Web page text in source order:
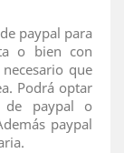
paypal para
o bien con
que
Podrá optar
de paypal o
paypal